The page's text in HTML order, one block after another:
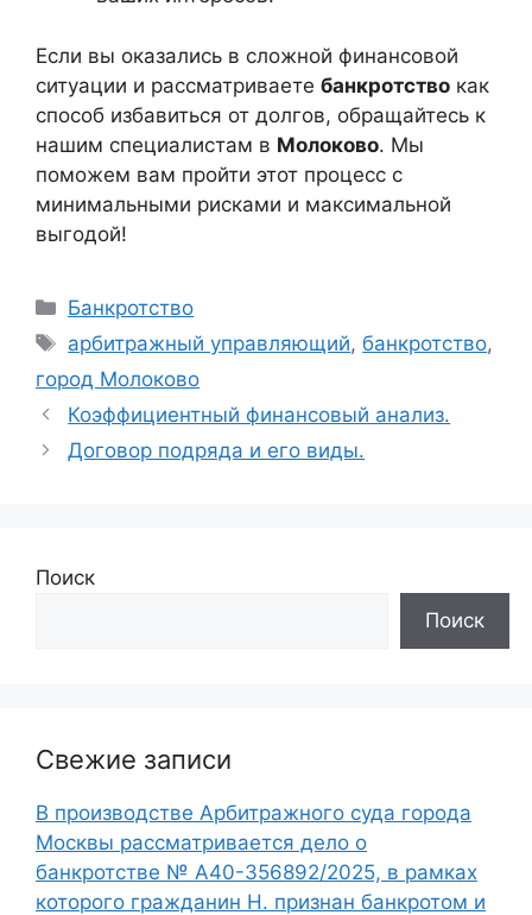
Если вы оказались в сложной финансовой
ситуации и рассматриваете банкротство как
способ избавиться от долгов, обращайтесь к
нашим специалистам в Молоково. Мы
поможем вам пройти этот процесс с
минимальными рисками и максимальной
выгодой!
Рубрики
Банкротство
Метки
арбитражный управляющий,банкротство,
город Молоково
Коэффициентный финансовый анализ.
Договор подряда и его виды.
Поиск
Поиск
Свежие записи
В производстве Арбитражного суда города
Москвы рассматривается дело о
банкротстве № А40-356892/2025, в рамках
которого гражданин Н. признан банкротом и